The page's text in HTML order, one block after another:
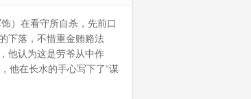
）在看守所自杀，先前口
下落，不惜重金贿赂法
他认为这是劳爷从中作
他在长水的手心写下了“谋